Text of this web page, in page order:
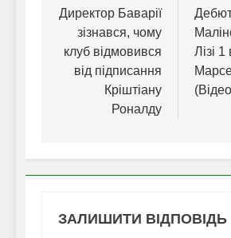
записів
Директор Баварії
зізнався, чому
клуб відмовився
від підписання
Кріштіану
Роналду
Лізі 1
ЗАЛИШИТИ ВІДПОВІДЬ